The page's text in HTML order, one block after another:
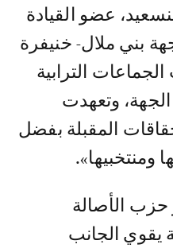
عضو القيادة
بني ملال- خنيفرة
الجماعات الترابية
وتعهدت
المقبلة بفضل
ومنتخبيها».
الأصالة
يقوي الجانب